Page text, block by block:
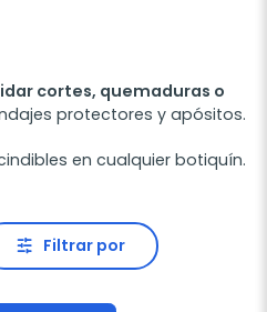
cortes, quemaduras o
protectores y apósitos.
en cualquier botiquín.
Filtrar por